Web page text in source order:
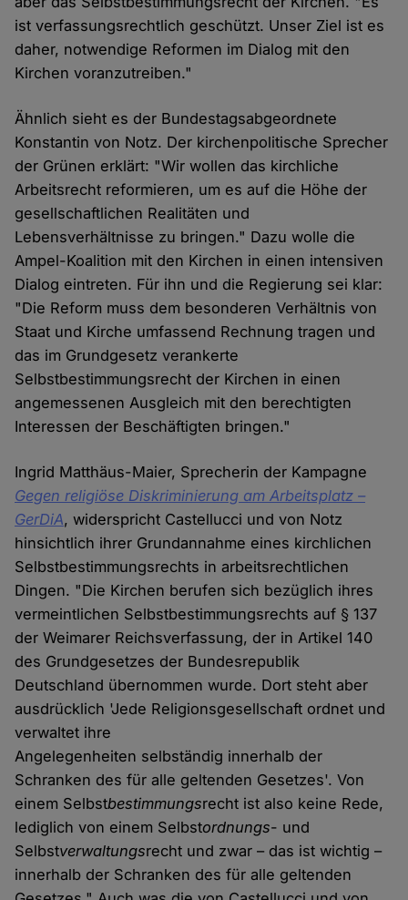
ist verfassungsrechtlich geschützt. Unser Ziel ist es
daher, notwendige Reformen im Dialog mit den
Kirchen voranzutreiben."
Ähnlich sieht es der Bundestagsabgeordnete
Konstantin von Notz. Der kirchenpolitische Sprecher
der Grünen erklärt: "Wir wollen das kirchliche
Arbeitsrecht reformieren, um es auf die Höhe der
gesellschaftlichen Realitäten und
Lebensverhältnisse zu bringen." Dazu wolle die
Ampel-Koalition mit den Kirchen in einen intensiven
Dialog eintreten. Für ihn und die Regierung sei klar:
"Die Reform muss dem besonderen Verhältnis von
Staat und Kirche umfassend Rechnung tragen und
das im Grundgesetz verankerte
Selbstbestimmungsrecht der Kirchen in einen
angemessenen Ausgleich mit den berechtigten
Interessen der Beschäftigten bringen."
Ingrid Matthäus-Maier, Sprecherin der Kampagne
Gegen religiöse Diskriminierung am Arbeitsplatz –
GerDiA, widerspricht Castellucci und von Notz
hinsichtlich ihrer Grundannahme eines kirchlichen
Selbstbestimmungsrechts in arbeitsrechtlichen
Dingen. "Die Kirchen berufen sich bezüglich ihres
vermeintlichen Selbstbestimmungsrechts auf § 137
der Weimarer Reichsverfassung, der in Artikel 140
des Grundgesetzes der Bundesrepublik
Deutschland übernommen wurde. Dort steht aber
ausdrücklich 'Jede Religionsgesellschaft ordnet und
verwaltet ihre
Angelegenheiten selbständig innerhalb der
Schranken des für alle geltenden Gesetzes'. Von
einem Selbstbestimmungsrecht ist also keine Rede,
lediglich von einem Selbstordnungs- und
Selbstverwaltungsrecht und zwar – das ist wichtig –
innerhalb der Schranken des für alle geltenden